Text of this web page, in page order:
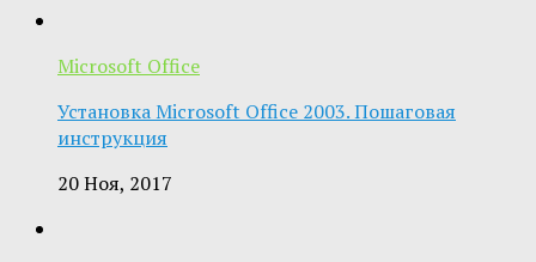
Microsoft Office
Установка Microsoft Office 2003. Пошаговая
инструкция
20 Ноя, 2017